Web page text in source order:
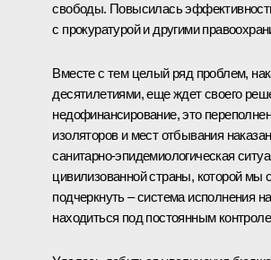
свободы. Повысилась
с прокуратурой и другими
Вместе с тем целый ряд проблем,
десятилетиями, еще ждет своего
недофинансирование, это
изоляторов и мест отбывания
санитарно-эпидемиологическая
цивилизованной страны, которой мы
подчеркнуть – система исполнения
находиться под постоянным